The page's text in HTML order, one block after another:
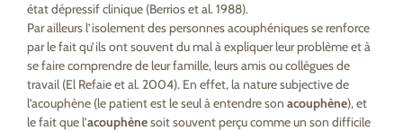
état dépressif clinique (Berrios et al. 1988).
Par ailleurs l’isolement des personnes acouphéniques se renforce
par le fait qu’ils ont souvent du mal à expliquer leur problème et à
se faire comprendre de leur famille, leurs amis ou collègues de
travail (El Refaie et al. 2004). En effet, la nature subjective de
l’acouphène (le patient est le seul à entendre son acouphène), et
le fait que l’acouphènesoit souvent perçu comme un son difficile